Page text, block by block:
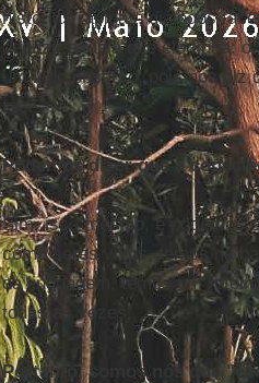
histórias rápidas, diálogos
deduzir a ideia que ele tinha:
um lado obscuro, pois nos diz
face.
Podemos dizer que a
Sim, isso mesmo, e podemos
como seres vivos, temos na
da linguagem, temos um
todas as vezes.
Portanto, somos nós que